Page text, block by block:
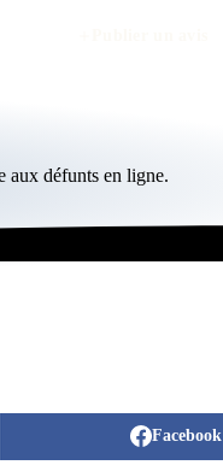
aux défunts en ligne.
Facebook